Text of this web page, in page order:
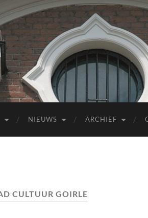
NIEUWS ARCHIEF
CULTUUR GOIRLE